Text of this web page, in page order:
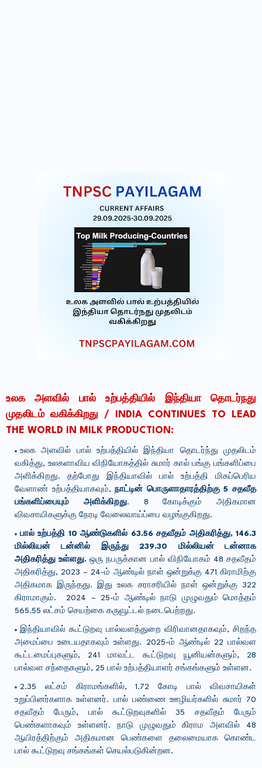
உலக அளவில் பால் உற்பத்தியில் இந்தியா தொடர்நது
முதலிடம் வகிக்கிறது /
INDIA CONTINUES TO LEAD
THE WORLD IN MILK PRODUCTION:
உலக அளவில் பால் உற்பத்தியில் இந்தியா தொடர்ந்து முதலிடம்
வகித்து, உலகளாவிய விநியோகத்தில் சுமார் கால் பங்கு பங்களிப்பை
அளிக்கிறது. தற்போது இந்தியாவில் பால் உற்பத்தி மிகப்பெரிய
வேளாண் உற்பத்தியாகவும், நாட்டின் பொருளாதாரத்திற்கு 5 சதவீத
பங்களிப்பையும் அளிக்கிறது. 8 கோடிக்கும் அதிகமான
விவசாயிகளுக்கு நேரடி வேலைவாய்ப்பை வழங்குகிறது.
பால் உற்பத்தி 10 ஆண்டுகளில் 63.56 சதவீதம் அதிகரித்து, 146.3
மில்லியன் டன்னில் இருந்து 239.30 மில்லியன் டன்னாக
அதிகரித்து உள்ளது. ஒரு நபருக்கான பால் விநியோகம் 48 சதவீதம்
அதிகரித்து, 2023 – 24-ம் ஆண்டில் நாள் ஒன்றுக்கு 471 கிராமிற்கு
அதிகமாக இருந்தது. இது உலக சராசரியில் நாள் ஒன்றுக்கு 322
கிராமாகும். 2024 – 25-ம் ஆண்டில் நாடு முழுவதும் மொத்தம்
565.55 லட்சம் செயற்கை கருவூட்டல் நடைபெற்றது.
இந்தியாவில் கூட்டுறவு பால்வளத்துறை விரிவானதாகவும், சிறந்த
அமைப்பை உடையதாகவும் உள்ளது. 2025-ம் ஆண்டில் 22 பால்வள
கூட்டமைப்புகளும், 241 மாவட்ட கூட்டுறவு யூனியன்களும், 28
பால்வள சந்தைகளும், 25 பால் உற்பத்தியாளர் சங்கங்களும் உள்ளன.
2.35 லட்சம் கிராமங்களில், 1.72 கோடி பால் விவசாயிகள்
உறுப்பினர்களாக உள்ளனர். பால் பண்ணை ஊழியர்களில் சுமார் 70
சதவீதம் பேரும், பால் கூட்டுறவுகளில் 35 சதவீதம் பேரும்
பெண்களாகவும் உள்ளனர். நாடு முழுவதும் கிராம அளவில் 48
ஆயிரத்திற்கும் அதிகமான பெண்களை தலைமையாக கொண்ட
பால் கூட்டுறவு சங்கங்கள் செயல்படுகின்றன.